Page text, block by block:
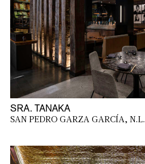
SRA. TANAKA
SAN PEDRO GARZA GARCÍA, N.L.